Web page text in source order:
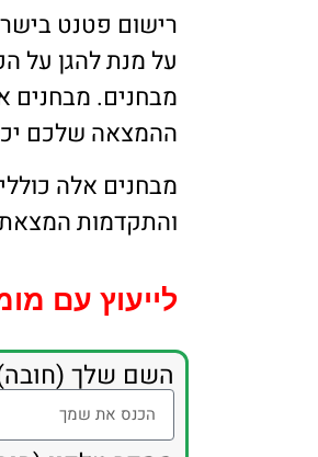
רישום פטנט
על מנת להגן על
מבחנים. מבחנים
ההמצאה שלכם
והתקדמות
לייעוץ עם
השם שלך